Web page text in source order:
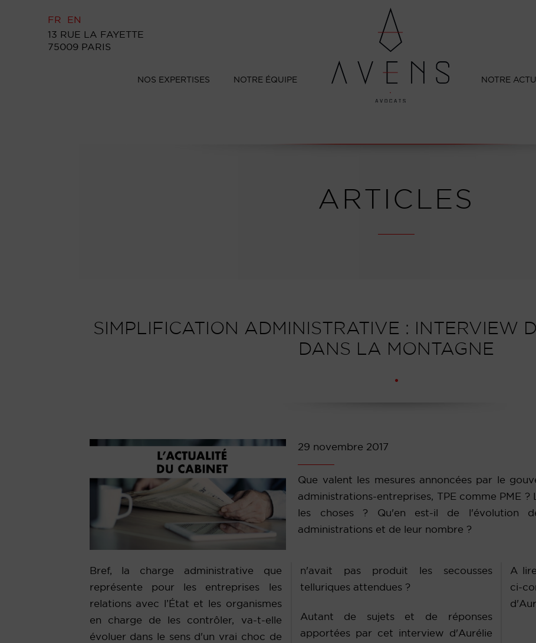
FR
EN
13 RUE LA FAYETTE
75009 PARIS
NOS EXPERTISES NOTRE ÉQUIPE NOTRE
ARTICLES
SIMPLIFICATION ADMINISTRATIVE : INTERVIEW
DANS LA MONTAGNE
29 novembre 2017
Que valent les mesures annoncées par le
administrations-entreprises, TPE comme PME
les choses ? Qu'en est-il de l'évolution
administrations et de leur nombre ?
Bref, la charge administrative que
représente pour les entreprises les
relations avec l’État et les organismes
en charge de les contrôler, va-t-elle
évoluer dans le sens d'un vrai choc de
n'avait pas produit les secousses
telluriques attendues ?
Autant de sujets et de réponses
apportées par cet interview d'Aurélie
A
ci-